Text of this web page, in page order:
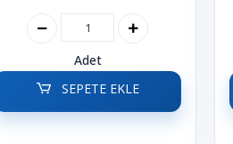
Adet
SEPETE EKLE